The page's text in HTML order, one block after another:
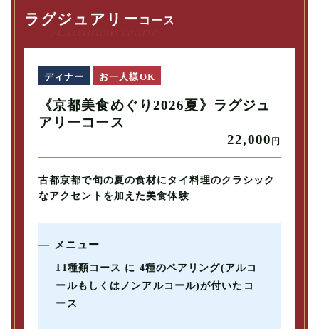
ラグジュアリー コース
ディナー お一人様OK
《京都美食めぐり2026夏》ラグジュ
アリーコース
22,000 円
古都京都で旬の夏の食材にタイ料理のクラシック
なアクセントを加えた美食体験
メニュー
11種類コース に 4種のペアリング(アルコ
ールもしくはノンアルコール)が付いたコ
ース